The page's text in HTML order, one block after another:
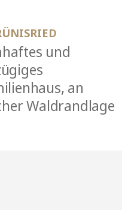
und
an
Waldrandlage